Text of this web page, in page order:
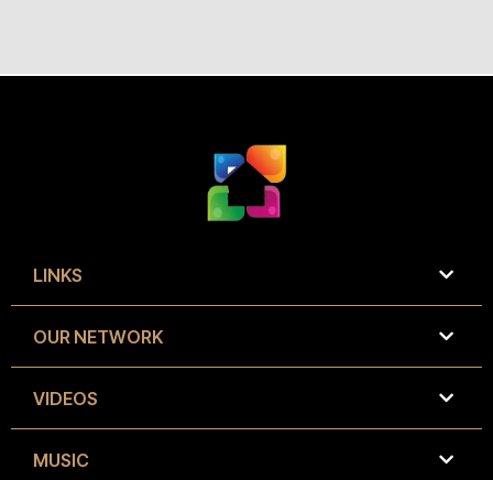
LINKS
OUR NETWORK
VIDEOS
MUSIC